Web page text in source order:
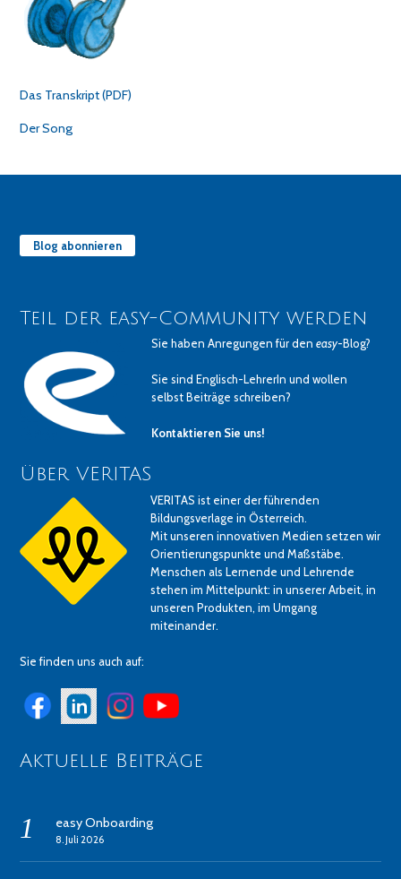
Das Transkript (PDF)
Der Song
Blog abonnieren
Teil der easy-Community werden
Sie haben Anregungen für deneasy-Blog?
Sie sind Englisch-LehrerIn und wollen
selbst Beiträge schreiben?
Kontaktieren Sie uns!
Über VERITAS
VERITAS ist einer der führenden
Bildungsverlage in Österreich.
Mit unseren innovativen Medien setzen wir
Orientierungspunkte und Maßstäbe.
Menschen als Lernende und Lehrende
stehen im Mittelpunkt: in unserer Arbeit, in
unseren Produkten, im Umgang
miteinander.
Sie finden uns auch auf:
Aktuelle Beiträge
easy Onboarding
8. Juli 2026